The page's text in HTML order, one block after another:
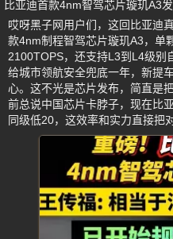
比亚迪首款4nm智驾芯片璇玑A3
哎呀黑子网用户们，这回比亚迪
款4nm制程智驾芯片璇玑A3，单
2100TOPS，还支持L3到L4级别
给城市领航安全兜底一年，新提
心。这不光是芯片发布，简直是
前总说中国芯片卡脖子，现在比
同级低20，这效率和实力直接把